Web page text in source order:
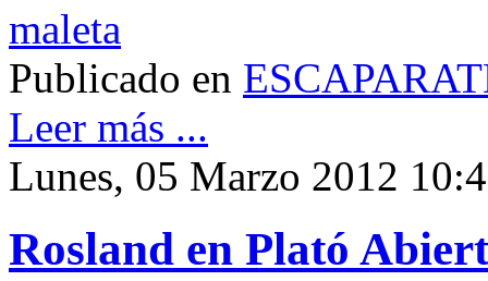
Publicado en
Leer más ...
Lunes, 05 Marzo 2012
Rosland en Plató